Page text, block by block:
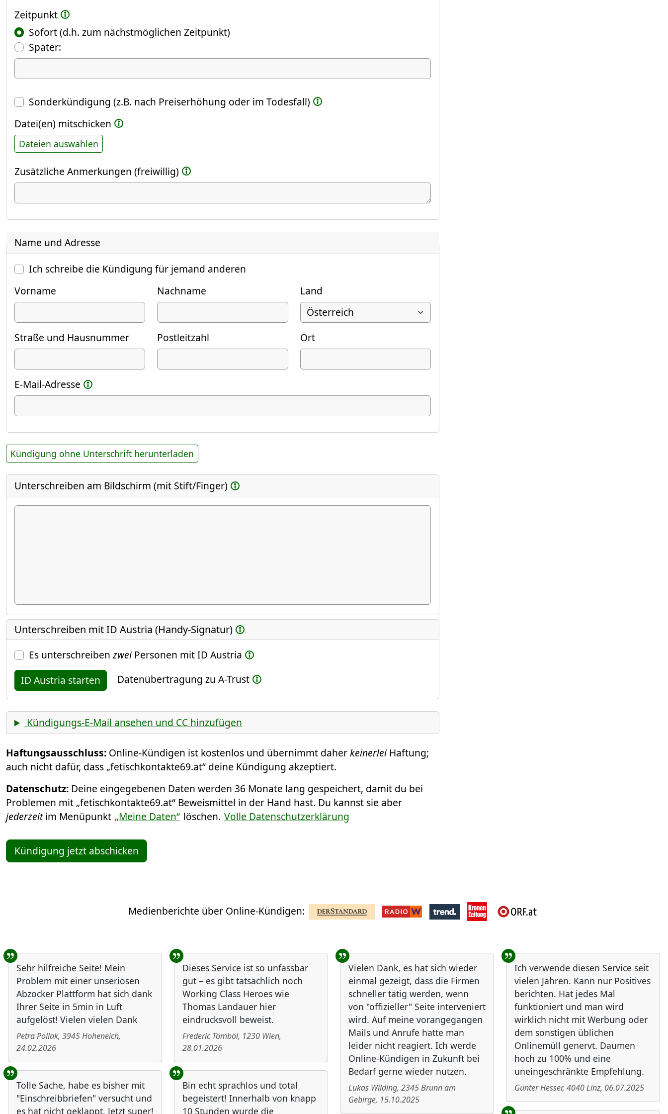
Zeitpunkt
Sofort (d.h. zum nächstmöglichen Zeitpunkt)
Später:(Fokus springt automatisch ins nächste Feld)
Datum
Sonderkündigung (z.B. nach Preiserhöhung oder im Todesfall)
Datei(en) mitschicken
Dateien auswählen
Zusätzliche Anmerkungen (freiwillig)
Name und Adresse
Ich schreibe die Kündigung für jemand anderen
Vorname
Nachname Land
Straße und Hausnummer Postleitzahl Ort
E-Mail-Adresse
Kündigung ohne Unterschrift herunterladen
Unterschreiben am Bildschirm (mit Stift/Finger)
Unterschreiben mit ID Austria (Handy-Signatur)
Es unterschreibenzweiPersonen mit ID Austria
ID Austria starten
Datenübertragung zu A-Trust
Kündigungs-E-Mail ansehen und CC hinzufügen
Haftungsausschluss: Online-Kündigen ist kostenlos und übernimmt daherkeinerlei Haftung;
auch nicht dafür, dass „fetischkontakte69.at“ deine Kündigung akzeptiert.
Datenschutz: Deine eingegebenen Daten werden 36 Monate lang gespeichert, damit du bei
Problemen mit „fetischkontakte69.at“ Beweismittel in der Hand hast. Du kannst sie aber
jederzeitim Menüpunkt „Meine Daten“ löschen. Volle Datenschutzerklärung
Kündigung jetzt abschicken
Medienberichte über Online-Kündigen:
Benutzer-Rückmeldungen
Sehr hilfreiche Seite! Mein
Problem mit einer unseriösen
Abzocker Plattform hat sich dank
Ihrer Seite in 5min in Luft
aufgelöst! Vielen vielen Dank
Petra Pollak, 3945Hoheneich,
24.02.2026
Dieses Service ist so unfassbar
gut – es gibt tatsächlich noch
Working Class Heroes wie
Thomas Landauer hier
eindrucksvoll beweist.
Frederic Tömböl, 1230 Wien,
28.01.2026
Vielen Dank, es hat sich wieder
einmal gezeigt, dass die Firmen
schneller tätig werden, wenn
von "offizieller" Seite interveniert
wird. Auf meine vorangegangen
Mails und Anrufe hatte man
leider nicht reagiert. Ich werde
Online-Kündigen in Zukunft bei
Bedarf gerne wieder nutzen.
Lukas Wilding, 2345Brunn am
Gebirge, 15.10.2025
Ich verwende diesen Service seit
vielen Jahren. Kann nur Positives
berichten. Hat jedes Mal
funktioniert und man wird
wirklich nicht mit Werbung oder
dem sonstigen üblichen
Onlinemüll genervt. Daumen
hoch zu 100% und eine
uneingeschränkte Empfehlung.
Günter Hesser, 4040Linz, 06.07.2025
Tolle Sache, habe es bisher mit
"Einschreibbriefen" versucht und
es hat nicht geklappt. Jetzt super!
Bin echt sprachlos und total
begeistert! Innerhalb von knapp
10 Stunden wurde die